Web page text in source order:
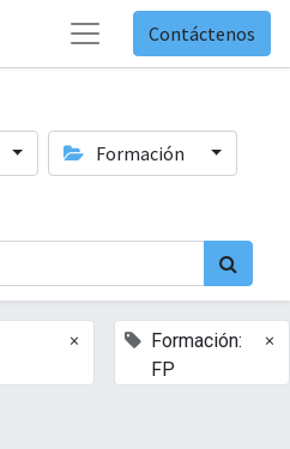
Contáctenos
Formación
×
Formación:
FP
×